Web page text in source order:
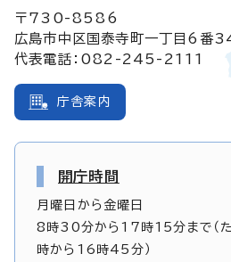
〒730-8586
広島市中区国泰寺町一丁目6番
代表電話：082-245-2111
庁舎案内
開庁時間
月曜日から金曜日
8時30分から17時15分まで（
時から16時45分）